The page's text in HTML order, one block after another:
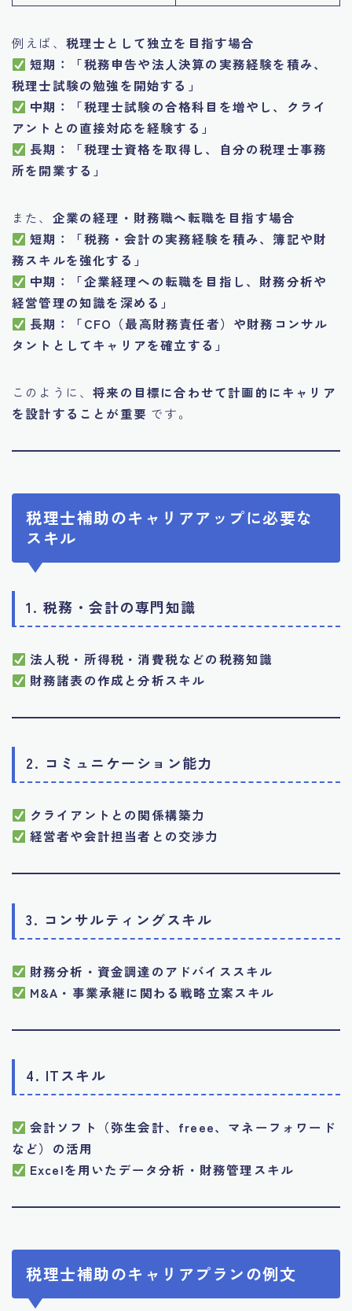
例えば、 税理士として独立を目指す場合
短期：「税務申告や法人決算の実務経験を積み、
税理士試験の勉強を開始する」
中期：「税理士試験の合格科目を増やし、クライ
アントとの直接対応を経験する」
長期：「税理士資格を取得し、自分の税理士事務
所を開業する」
また、 企業の経理・財務職へ転職を目指す場合
短期：「税務・会計の実務経験を積み、簿記や財
務スキルを強化する」
中期：「企業経理への転職を目指し、財務分析や
経営管理の知識を深める」
長期：「CFO（最高財務責任者）や財務コンサル
タントとしてキャリアを確立する」
このように、将来の目標に合わせて計画的にキャリア
を設計することが重要 です。
税理士補助のキャリアアップに必要な
スキル
1. 税務・会計の専門知識
法人税・所得税・消費税などの税務知識
財務諸表の作成と分析スキル
2. コミュニケーション能力
クライアントとの関係構築力
経営者や会計担当者との交渉力
3. コンサルティングスキル
財務分析・資金調達のアドバイススキル
M&A・事業承継に関わる戦略立案スキル
4. ITスキル
会計ソフト（弥生会計、freee、マネーフォワード
など）の活用
Excelを用いたデータ分析・財務管理スキル
税理士補助のキャリアプランの例文